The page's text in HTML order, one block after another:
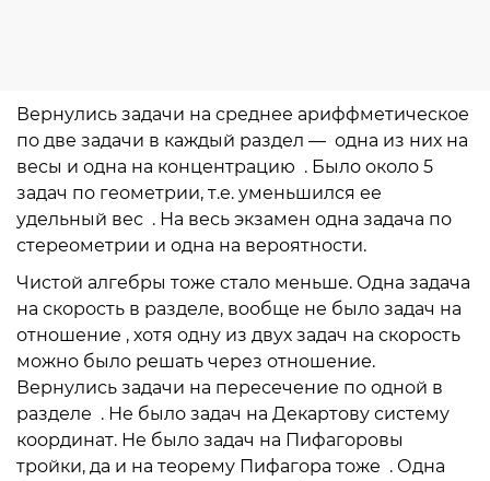
Вернулись задачи на среднее ариффметическое
по две задачи в каждый раздел — одна из них на
весы и одна на концентрацию . Было около 5
задач по геометрии, т.е. уменьшился ее
удельный вес . На весь экзамен одна задача по
стереометрии и одна на вероятности.
Чистой алгебры тоже стало меньше. Одна задача
на скорость в разделе, вообще не было задач на
отношение , хотя одну из двух задач на скорость
можно было решать через отношение.
Вернулись задачи на пересечение по одной в
разделе . Не было задач на Декартову систему
координат. Не было задач на Пифагоровы
тройки, да и на теорему Пифагора тоже . Одна